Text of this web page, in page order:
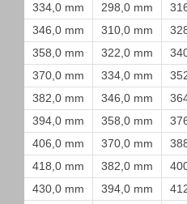
334,0 mm
298,0 mm
346,0 mm
310,0 mm
358,0 mm
322,0 mm
370,0 mm
334,0 mm
382,0 mm
346,0 mm
394,0 mm
358,0 mm
406,0 mm
370,0 mm
418,0 mm
382,0 mm
430,0 mm
394,0 mm